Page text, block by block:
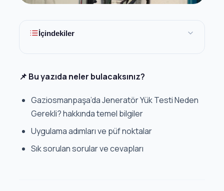
İçindekiler
📌 Bu yazıda neler bulacaksınız?
Gaziosmanpaşa’da Jeneratör Yük Testi Neden
Gerekli? hakkında temel bilgiler
Uygulama adımları ve püf noktalar
Sık sorulan sorular ve cevapları